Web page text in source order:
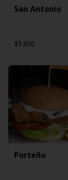
San Antonio
$9.800
Porteño